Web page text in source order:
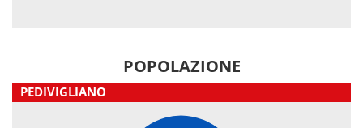
POPOLAZIONE
PEDIVIGLIANO